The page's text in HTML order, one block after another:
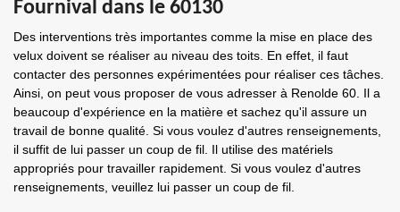
Fournival dans le 60130
Des interventions très importantes comme la mise en place des
velux doivent se réaliser au niveau des toits. En effet, il faut
contacter des personnes expérimentées pour réaliser ces tâches.
Ainsi, on peut vous proposer de vous adresser à Renolde 60. Il a
beaucoup d'expérience en la matière et sachez qu'il assure un
travail de bonne qualité. Si vous voulez d'autres renseignements,
il suffit de lui passer un coup de fil. Il utilise des matériels
appropriés pour travailler rapidement. Si vous voulez d'autres
renseignements, veuillez lui passer un coup de fil.